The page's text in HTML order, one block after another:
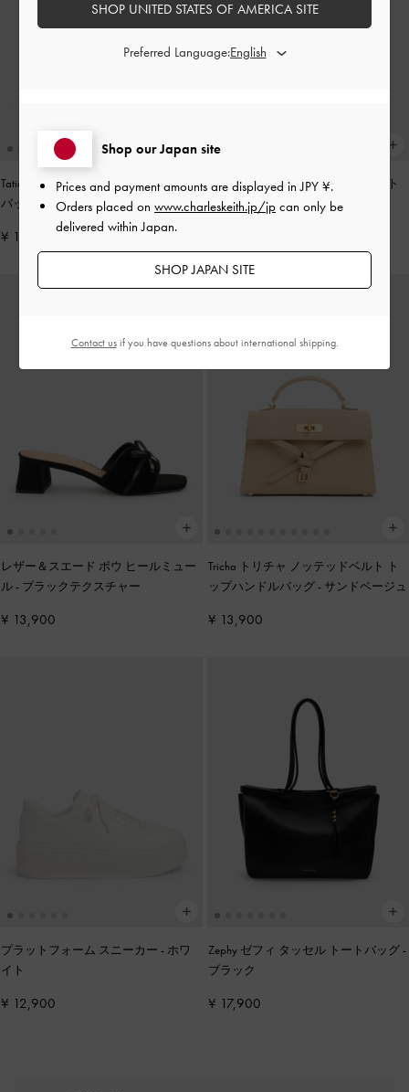
Tatiana タチアナ スタッズ ショルダー
バッグ - ノワール
¥ 13,900
Tricha トリチャ ノッテッドベルト ト
ップハンドルバッグ-ブラック
レザー＆スエード ボウ ヒールミュー
ル- ブラックテクスチャー
¥ 13,900
Tricha トリチャ ノッテッドベルト ト
ップハンドルバッグ- サンドベージュ
¥ 13,900
プラットフォーム スニーカー - ホワ
イト
¥ 12,900
Zephy ゼフィ タッセル トートバッグ-
ブラック
¥ 17,900
Shop our Japan site
Prices and payment amounts are displayed inJPY ¥.
Orders placed on www.charleskeith.jp/jp can only be
delivered within Japan.
SHOP JAPAN SITE
SHOP UNITED STATES OF AMERICA SITE
Preferred Language:
Contact usif you have questions about international shipping.